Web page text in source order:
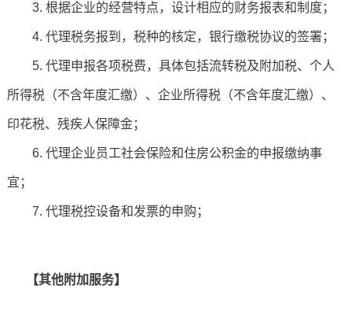
3. 根据企业的经营特点，设计相应的财务报表和制度；
4. 代理税务报到，税种的核定，银行缴税协议的签署；
5. 代理申报各项税费，具体包括流转税及附加税、个人
所得税（不含年度汇缴）、企业所得税（不含年度汇缴）、
印花税、残疾人保障金；
6. 代理企业员工社会保险和住房公积金的申报缴纳事
宜；
7. 代理税控设备和发票的申购；
【其他附加服务】